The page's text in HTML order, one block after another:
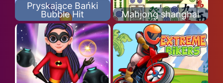
Pryskające Bańki
Bubble Hit
Mahjong shanghai